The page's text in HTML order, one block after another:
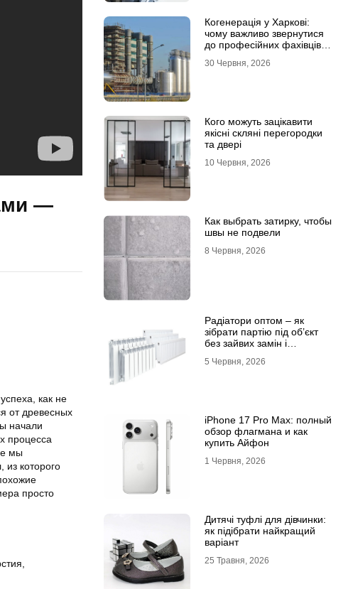
—
как не
от древесных
начали
процесса
мы
из которого
просто
Когенерація у Харкові:
чому важливо звернутися
до професійних фахівців з
30 Червня, 2026
Кого можуть зацікавити
якісні скляні перегородки
та двері
10 Червня, 2026
Как выбрать затирку, чтобы
швы не подвели
8 Червня, 2026
Радіатори оптом – як
зібрати партію під об’єкт
без зайвих замін і
5 Червня, 2026
iPhone 17 Pro Max: полный
обзор флагмана и как
купить Айфон
1 Червня, 2026
Дитячі туфлі для дівчинки:
як підібрати найкращий
варіант
25 Травня, 2026